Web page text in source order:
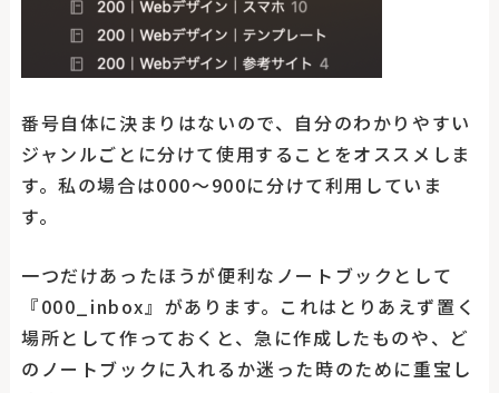
番号自体に決まりはないので、自分のわかりやすい
ジャンルごとに分けて使用することをオススメしま
す。私の場合は000〜900に分けて利用していま
す。
一つだけあったほうが便利なノートブックとして
『000_inbox』があります。これはとりあえず置く
場所として作っておくと、急に作成したものや、ど
のノートブックに入れるか迷った時のために重宝し